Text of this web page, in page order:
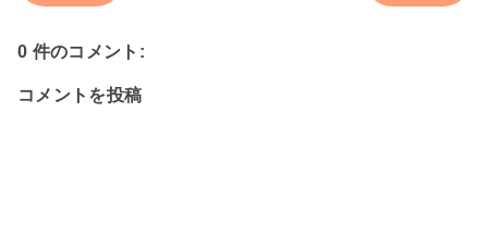
0 件のコメント:
コメントを投稿